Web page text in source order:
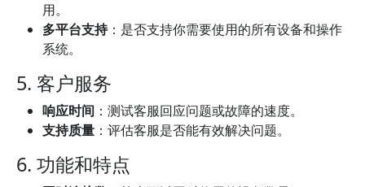
用。
多平台支持：是否支持你需要使用的所有设备和操作
系统。
5. 客户服务
响应时间 ：测试客服回应问题或故障的速度。
支持质量 ：评估客服是否能有效解决问题。
6. 功能和特点